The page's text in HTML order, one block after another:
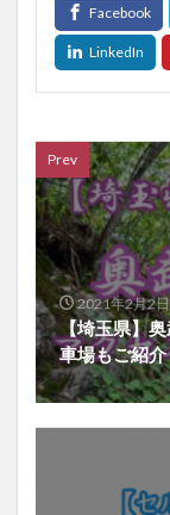
Prev
2021年2月2日
【埼玉県】
車場もご紹介